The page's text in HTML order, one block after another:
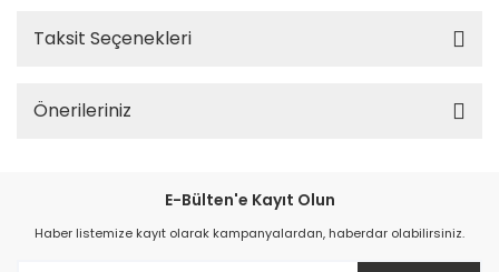
Taksit Seçenekleri
Önerileriniz
E-Bülten'e Kayıt Olun
Haber listemize kayıt olarak kampanyalardan, haberdar olabilirsiniz.